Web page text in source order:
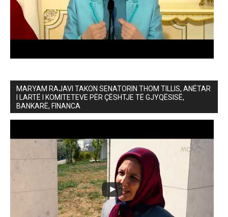
MARYAM RAJAVI TAKON SENATORIN THOM TILLIS, ANËTAR
I LARTË I KOMITETEVE PËR ÇËSHTJE TË GJYQËSISË,
BANKARË, FINANCA